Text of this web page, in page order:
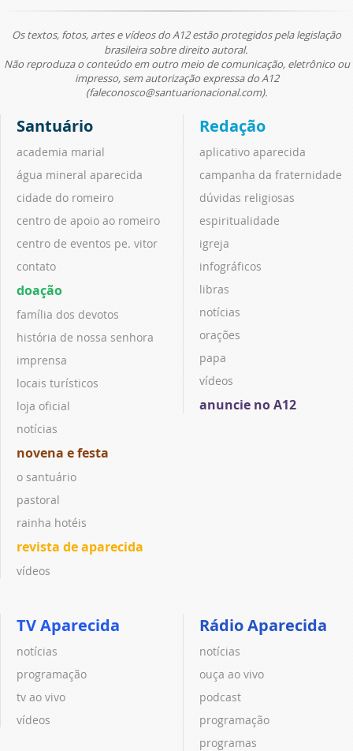
Os textos, fotos, artes e vídeos do A12 estão protegidos pela legislação
brasileira sobre direito autoral.
Não reproduza o conteúdo em outro meio de comunicação, eletrônico ou
impresso, sem autorização expressa do A12
(faleconosco@santuarionacional.com).
Santuário
academia marial
água mineral aparecida
cidade do romeiro
centro de apoio ao romeiro
centro de eventos pe. vitor
contato
doação
família dos devotos
história de nossa senhora
imprensa
locais turísticos
loja oficial
notícias
novena e festa
o santuário
pastoral
rainha hotéis
revista de aparecida
vídeos
Redação
aplicativo aparecida
campanha da fraternidade
dúvidas religiosas
espiritualidade
igreja
infográficos
libras
notícias
orações
papa
vídeos
anuncie no A12
TV Aparecida
notícias
programação
tv ao vivo
vídeos
Rádio Aparecida
notícias
ouça ao vivo
podcast
programação
programas